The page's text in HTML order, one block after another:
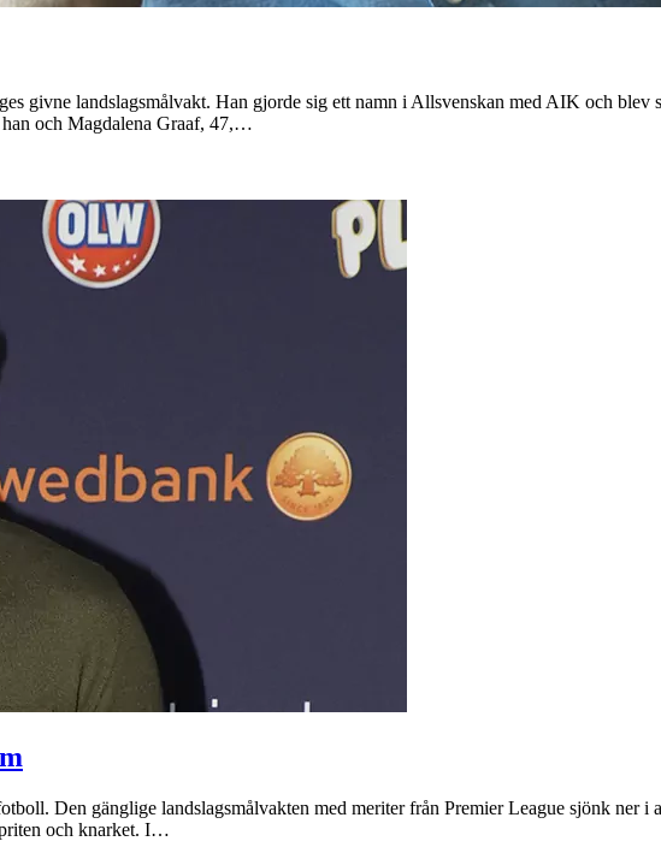
givne landslagsmålvakt. Han gjorde sig ett namn i Allsvenskan med AIK och blev
han och Magdalena Graaf, 47,…
Den gänglige landslagsmålvakten med meriter från Premier League sjönk ner i
och knarket. I…